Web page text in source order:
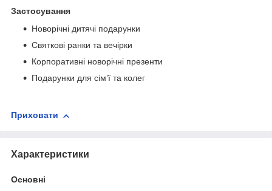
Застосування
Новорічні дитячі подарунки
Святкові ранки та вечірки
Корпоративні новорічні презенти
Подарунки для сім’ї та колег
Приховати
Характеристики
Основні